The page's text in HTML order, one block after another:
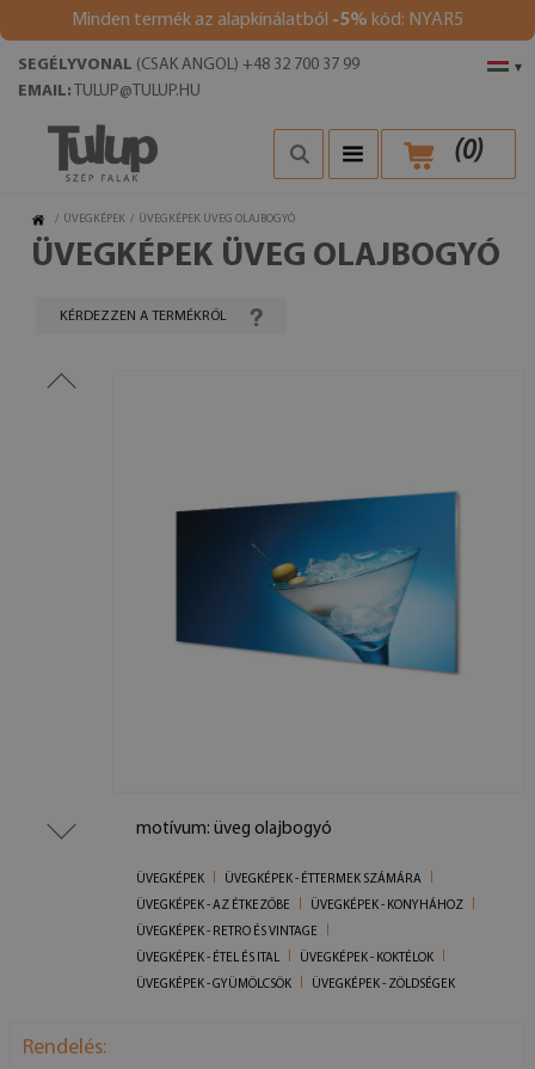
Minden termék az alapkínálatból -5% kód: NYAR5
▾
SEGÉLYVONAL (CSAK ANGOL) +48 32 700 37 99
EMAIL: TULUP@TULUP.HU
(0)
/ ÜVEGKÉPEK / ÜVEGKÉPEK ÜVEG OLAJBOGYÓ
ÜVEGKÉPEK ÜVEG OLAJBOGYÓ
KÉRDEZZEN A TERMÉKRŐL
motívum: üveg olajbogyó
ÜVEGKÉPEK
ÜVEGKÉPEK - ÉTTERMEK SZÁMÁRA
ÜVEGKÉPEK - AZ ÉTKEZŐBE
ÜVEGKÉPEK - KONYHÁHOZ
ÜVEGKÉPEK - RETRO ÉS VINTAGE
ÜVEGKÉPEK - ÉTEL ÉS ITAL
ÜVEGKÉPEK - KOKTÉLOK
ÜVEGKÉPEK - GYÜMÖLCSÖK
ÜVEGKÉPEK - ZÖLDSÉGEK
Rendelés: